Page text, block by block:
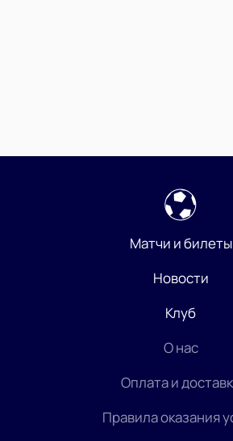
Матчи и билеты
Новости
Клуб
О нас
Оплата и
Правила оказания